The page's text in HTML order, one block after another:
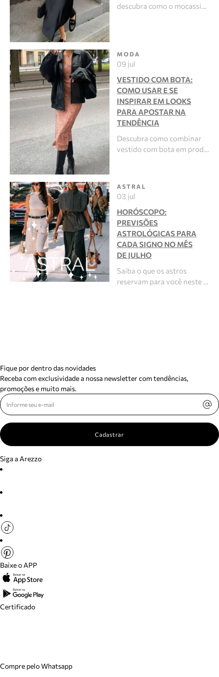
descubra como o mocassi…
MODA
09 jul
VESTIDO COM BOTA:
COMO USAR E SE
INSPIRAR EM LOOKS
PARA APOSTAR NA
TENDÊNCIA
Descubra como combinar
vestido com bota em prod…
ASTRAL
03 jul
HORÓSCOPO:
PREVISÕES
ASTROLÓGICAS PARA
CADA SIGNO NO MÊS
DE JULHO
Saiba o que os astros
reservam para você neste …
Fique por dentro das novidades
Receba com exclusividade a nossa newsletter com tendências,
promoções e muito mais.
Cadastrar
Siga a Arezzo
Baixe o APP
Certificado
Compre pelo Whatsapp